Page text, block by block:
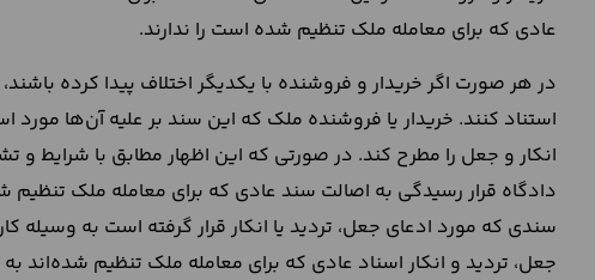
عادی که برای معامله ملک تنظیم شده است را ندارند.
در هر صورت اگر خریدار و فروشنده با یکدیگر اختلاف پیدا کرده
استناد کنند. خریدار یا فروشنده‌ ملک که این سند بر علیه آن‌ها مورد
انکار و جعل را مطرح کند. در صورتی که این اظهار مطابق با شرایط
دادگاه قرار رسیدگی به اصالت سند عادی که برای معامله ملک تنظیم
سندی که مورد ادعای جعل، تردید یا انکار قرار گرفته است به
جعل، تردید و انکار اسناد عادی که برای معامله ملک تنظیم شده‌اند